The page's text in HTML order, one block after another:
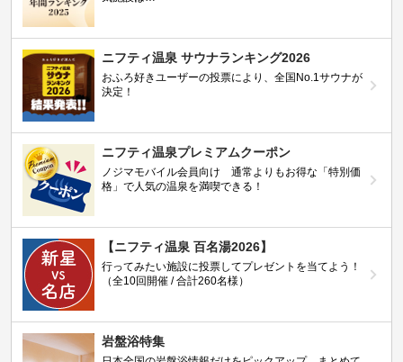
ニフティ温泉 サウナランキング2026
おふろ好きユーザーの投票により、全国No.1サウナが
決定！
ニフティ温泉プレミアムクーポン
ノジマモバイル会員向け 通常よりもお得な「特別価
格」で人気の温泉を満喫できる！
【ニフティ温泉 百名湯2026】
行ってみたい施設に投票してプレゼントを当てよう！
（全10回開催 / 合計260名様）
岩盤浴特集